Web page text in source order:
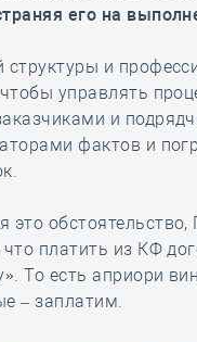
его на
структуры и
управлять
и
фактов и
это
платить из КФ
То есть априори
– заплатим.